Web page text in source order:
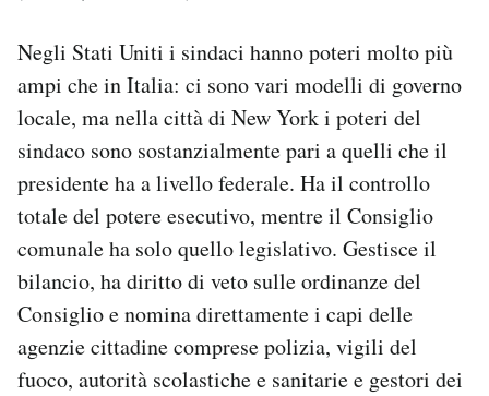
Negli Stati Uniti i sindaci hanno poteri molto più
ampi che in Italia: ci sono vari modelli di governo
locale, ma nella città di New York i poteri del
sindaco sono sostanzialmente pari a quelli che il
presidente ha a livello federale. Ha il controllo
totale del potere esecutivo, mentre il Consiglio
comunale ha solo quello legislativo. Gestisce il
bilancio, ha diritto di veto sulle ordinanze del
Consiglio e nomina direttamente i capi delle
agenzie cittadine comprese polizia, vigili del
fuoco, autorità scolastiche e sanitarie e gestori dei